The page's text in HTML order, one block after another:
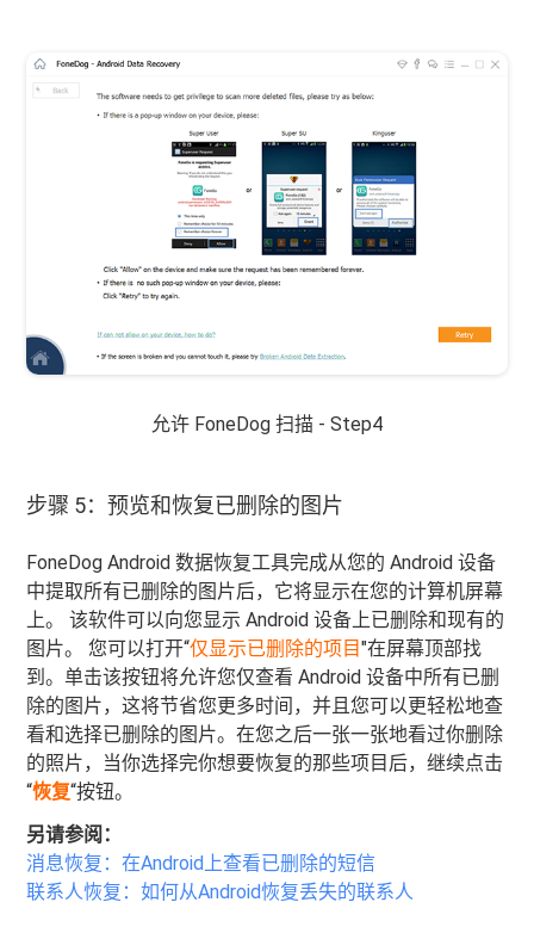
允许 FoneDog 扫描 - Step4
步骤 5：预览和恢复已删除的图片
FoneDog Android 数据恢复工具完成从您的 Android 设备
中提取所有已删除的图片后，它将显示在您的计算机屏幕
上。 该软件可以向您显示 Android 设备上已删除和现有的
图片。 您可以打开“仅显示已删除的项目"在屏幕顶部找
到。单击该按钮将允许您仅查看 Android 设备中所有已删
除的图片，这将节省您更多时间，并且您可以更轻松地查
看和选择已删除的图片。在您之后一张一张地看过你删除
的照片，当你选择完你想要恢复的那些项目后，继续点击
“恢复“按钮。
另请参阅：
消息恢复：在Android上查看已删除的短信
联系人恢复：如何从Android恢复丢失的联系人